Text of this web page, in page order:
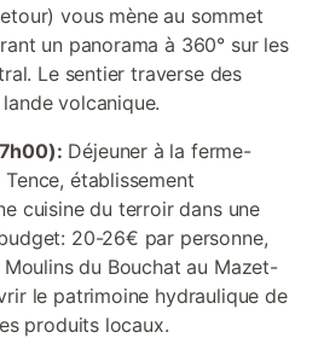
vous mène au sommet
un panorama à 360° sur les
Le sentier traverse des
volcanique.
Déjeuner à la ferme-
établissement
cuisine du terroir dans une
20-26€ par personne,
du Bouchat au Mazet-
le patrimoine hydraulique de
produits locaux.